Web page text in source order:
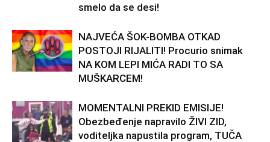
smelo da se desi!
NAJVEĆA ŠOK-BOMBA OTKAD
POSTOJI RIJALITI! Procurio snimak
NA KOM LEPI MIĆA RADI TO SA
MUŠKARCEM!
MOMENTALNI PREKID EMISIJE!
Obezbeđenje napravilo ŽIVI ZID,
voditeljka napustila program, TUČA